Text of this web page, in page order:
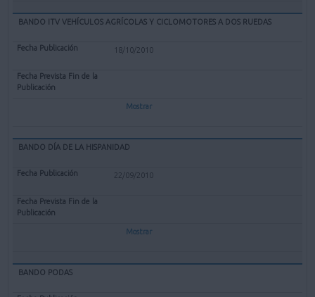
BANDO ITV VEHÍCULOS AGRÍCOLAS Y CICLOMOTORES A DOS RUEDAS
18/10/2010
Mostrar
BANDO DÍA DE LA HISPANIDAD
22/09/2010
Mostrar
BANDO PODAS